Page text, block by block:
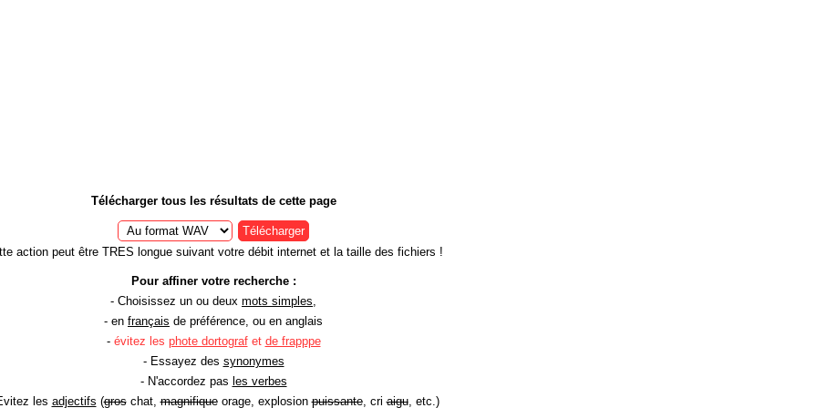
Télécharger tous les résultats de cette page
Télécharger
action peut être TRES longue suivant votre débit internet et la taille des fichiers !
Pour affiner votre recherche :
- Choisissez un ou deux mots simples,
- en français de préférence, ou en anglais
- évitez les phote dortografet de frapppe
- Essayez des synonymes
- N'accordez pas les verbes
les adjectifs (groschat,magnifiqueorage, explosionpuissante, criaigu, etc.)